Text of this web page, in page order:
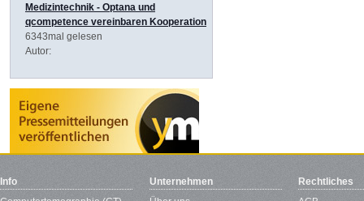
Medizintechnik - Optana und
qcompetence vereinbaren Kooperation
6343mal gelesen
Autor:
Info
Unternehmen
Rechtliches